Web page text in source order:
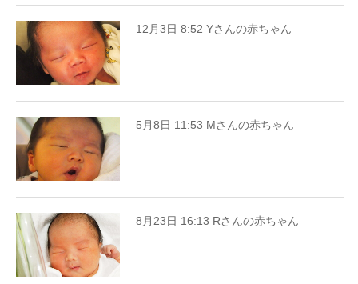
12月3日 8:52 Yさんの赤ちゃん
5月8日 11:53 Mさんの赤ちゃん
8月23日 16:13 Rさんの赤ちゃん